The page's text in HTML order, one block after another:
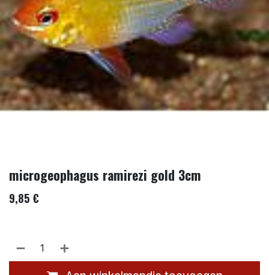
microgeophagus ramirezi gold 3cm
9,85 €